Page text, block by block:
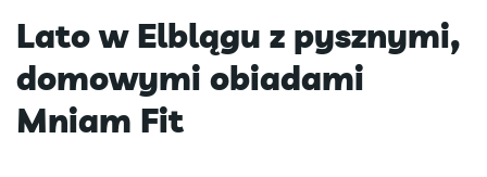
Lato w Elblągu z pysznymi,
domowymi obiadami
Mniam Fit